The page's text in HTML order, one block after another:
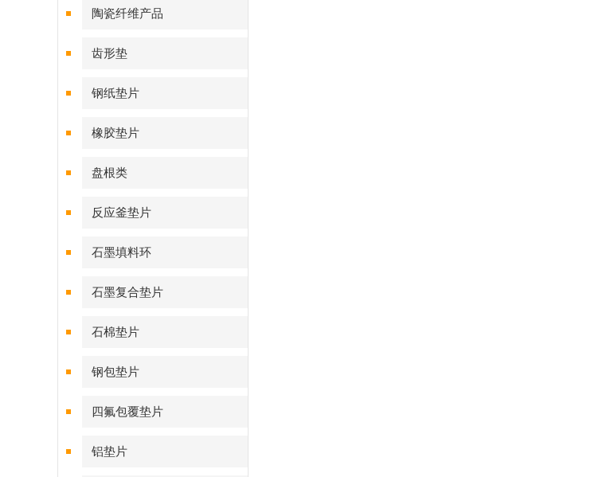
陶瓷纤维产品
齿形垫
钢纸垫片
橡胶垫片
盘根类
反应釜垫片
石墨填料环
石墨复合垫片
石棉垫片
钢包垫片
四氟包覆垫片
铝垫片